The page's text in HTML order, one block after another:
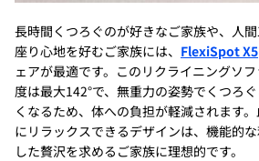
長時間くつろぐのが好きなご家族や、人
座り心地を好むご家族には、 FlexiSpot X5
ェアが最適です。このリクライニングソ
度は最大142°で、無重力の姿勢でくつろ
くなるため、体への負担が軽減されます
にリラックスできるデザインは、機能的
した贅沢を求めるご家族に理想的です。